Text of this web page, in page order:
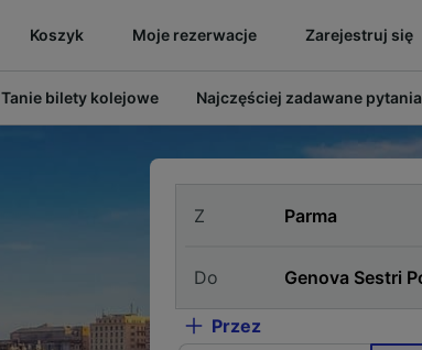
Koszyk Moje rezerwacje Zarejestruj się
Tanie bilety kolejowe Najczęściej zadawane pytania
Z
Do
Przez